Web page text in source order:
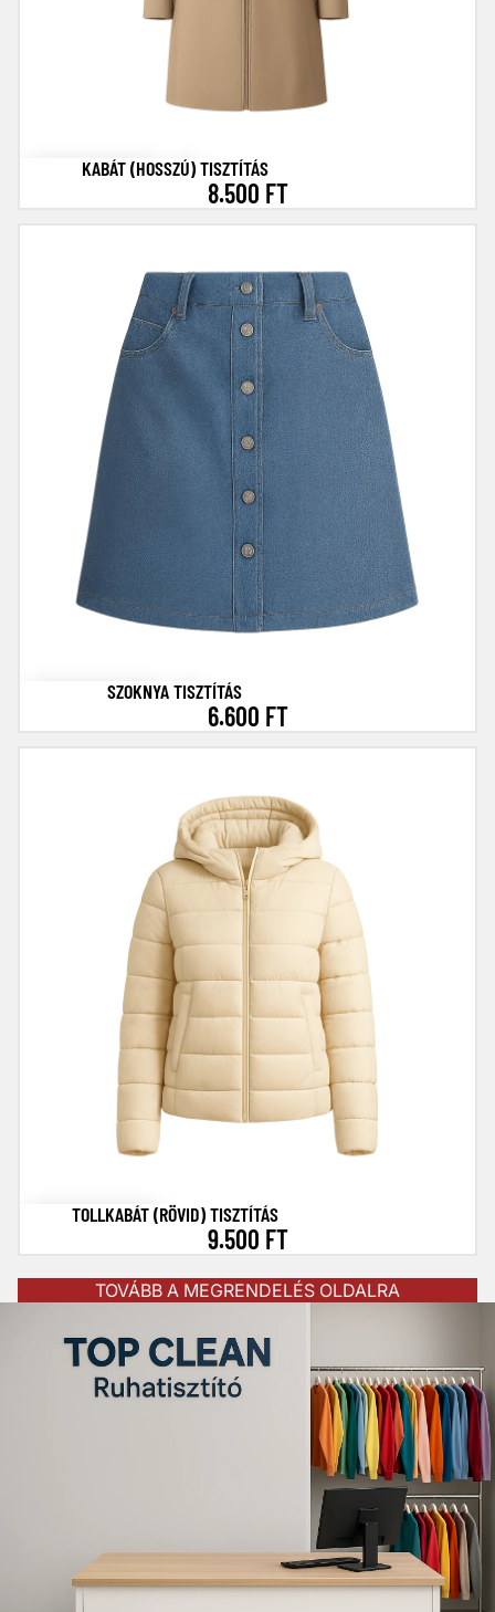
KABÁT (HOSSZÚ) TISZTÍTÁS
8.500 FT
SZOKNYA TISZTÍTÁS
6.600 FT
TOLLKABÁT (RÖVID) TISZTÍTÁS
9.500 FT
TOVÁBB A MEGRENDELÉS OLDALRA